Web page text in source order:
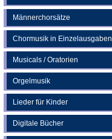
Männerchorsätze
Chormusik in Einzelausgaben
Musicals / Oratorien
Orgelmusik
Lieder für Kinder
Digitale Bücher